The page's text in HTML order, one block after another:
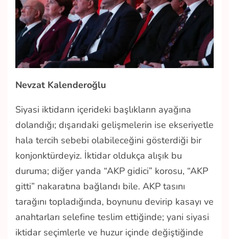
Nevzat Kalenderoğlu
Siyasi iktidarın içerideki başlıkların ayağına
dolandığı; dışarıdaki gelişmelerin ise ekseriyetle
hala tercih sebebi olabileceğini gösterdiği bir
konjonktürdeyiz. İktidar oldukça alışık bu
duruma; diğer yanda “AKP gidici” korosu, “AKP
gitti” nakaratına bağlandı bile. AKP tasını
tarağını topladığında, boynunu devirip kasayı ve
anahtarları selefine teslim ettiğinde; yani siyasi
iktidar seçimlerle ve huzur içinde değiştiğinde